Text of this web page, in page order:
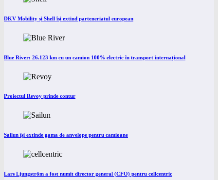
DKV Mobility și Shell își extind parteneriatul european
Blue River: 26.123 km cu un camion 100% electric în transport internațional
Proiectul Revoy prinde contur
Sailun își extinde gama de anvelope pentru camioane
Lars Ljungström a fost numit director general (CFO) pentru cellcentric